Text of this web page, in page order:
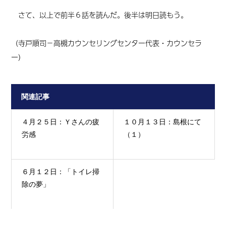
さて、以上で前半６話を読んだ。後半は明日読もう。
（寺戸順司－高槻カウンセリングセンター代表・カウンセラ
ー）
関連記事
４月２５日：Ｙさんの疲
労感
１０月１３日：島根にて
（１）
６月１２日：「トイレ掃
除の夢」